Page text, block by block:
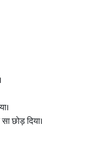
छोड़ दिया।